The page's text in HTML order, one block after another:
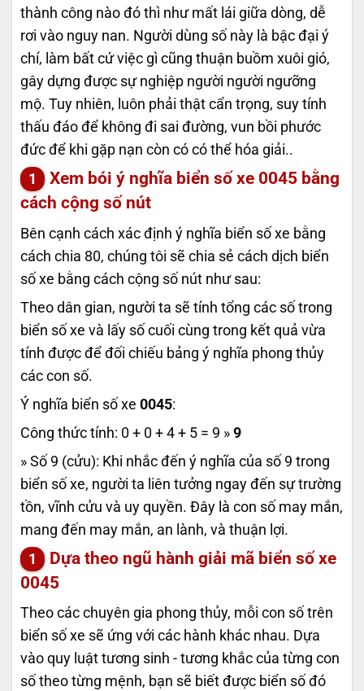
thành công nào đó thì như mất lái giữa dòng, dễ
rơi vào nguy nan. Người dùng số này là bậc đại ý
chí, làm bất cứ việc gì cũng thuận buồm xuôi gió,
gây dựng được sự nghiệp người người ngưỡng
mộ. Tuy nhiên, luôn phải thật cẩn trọng, suy tính
thấu đáo để không đi sai đường, vun bồi phước
đức để khi gặp nạn còn có có thể hóa giải..
Xem bói ý nghĩa biển số xe 0045 bằng
cách cộng số nút
Bên cạnh cách xác định ý nghĩa biển số xe bằng
cách chia 80, chúng tôi sẽ chia sẻ cách dịch biển
số xe bằng cách cộng số nút như sau:
Theo dân gian, người ta sẽ tính tổng các số trong
biển số xe và lấy số cuối cùng trong kết quả vừa
tính được để đối chiếu bảng ý nghĩa phong thủy
các con số.
Ý nghĩa biển số xe 0045:
Công thức tính: 0 + 0 + 4 + 5 = 9 » 9
» Số 9 (cửu): Khi nhắc đến ý nghĩa của số 9 trong
biển số xe, người ta liên tưởng ngay đến sự trường
tồn, vĩnh cửu và uy quyền. Đây là con số may mắn,
mang đến may mắn, an lành, và thuận lợi.
Dựa theo ngũ hành giải mã biển số xe
0045
Theo các chuyên gia phong thủy, mỗi con số trên
biển số xe sẽ ứng với các hành khác nhau. Dựa
vào quy luật tương sinh - tương khắc của từng con
số theo từng mệnh, bạn sẽ biết được biển số đó